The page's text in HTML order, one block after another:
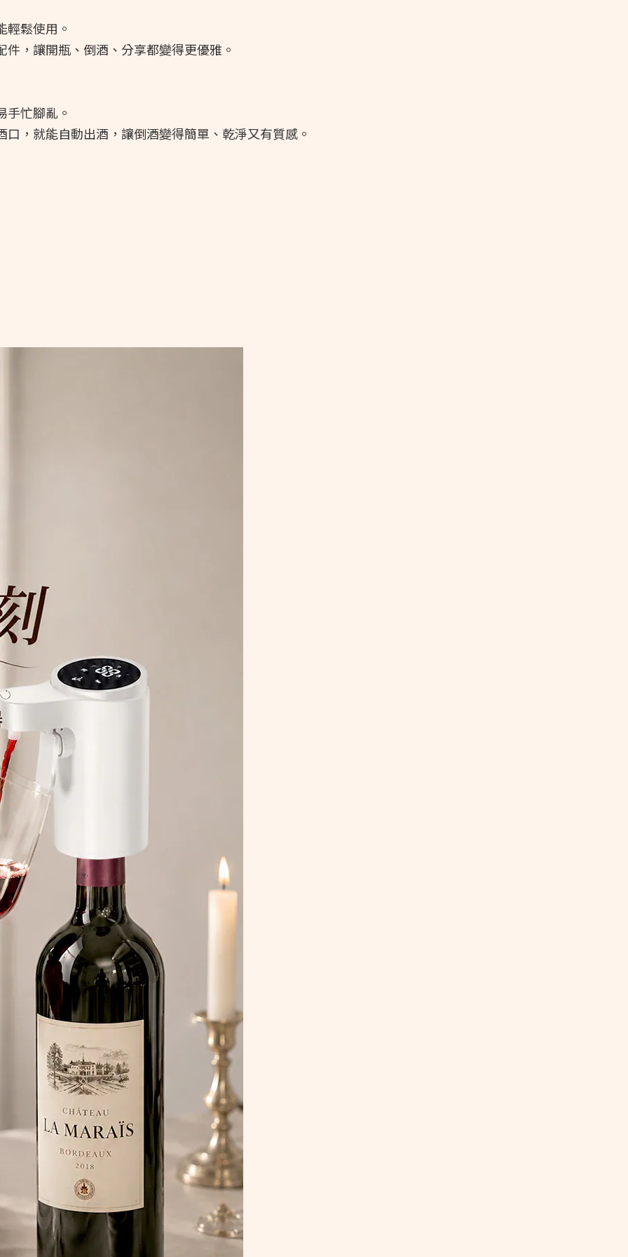
鬆使用。
，讓開瓶、倒酒、分享都變得更優雅。
忙腳亂。
，就能自動出酒，讓倒酒變得簡單、乾淨又有質感。